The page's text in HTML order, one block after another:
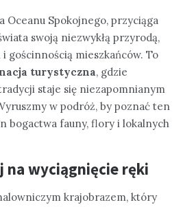
Oceanu Spokojnego, przyciąga
swoją niezwykłą przyrodą,
gościnnością mieszkańców. To
turystyczna, gdzie
staje się niezapomnianym
w podróż, by poznać ten
bogactwa fauny, flory i lokalnych
na wyciągnięcie ręki
krajobrazem, który